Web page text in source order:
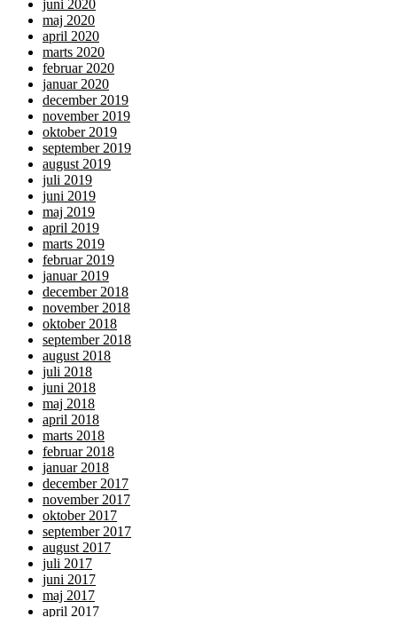
juni 2020
maj 2020
april 2020
marts 2020
februar 2020
januar 2020
december 2019
november 2019
oktober 2019
september 2019
august 2019
juli 2019
juni 2019
maj 2019
april 2019
marts 2019
februar 2019
januar 2019
december 2018
november 2018
oktober 2018
september 2018
august 2018
juli 2018
juni 2018
maj 2018
april 2018
marts 2018
februar 2018
januar 2018
december 2017
november 2017
oktober 2017
september 2017
august 2017
juli 2017
juni 2017
maj 2017
april 2017